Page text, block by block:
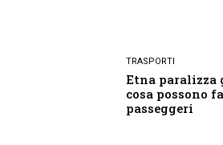
TRASPORTI
Etna paralizza
cosa possono
passeggeri